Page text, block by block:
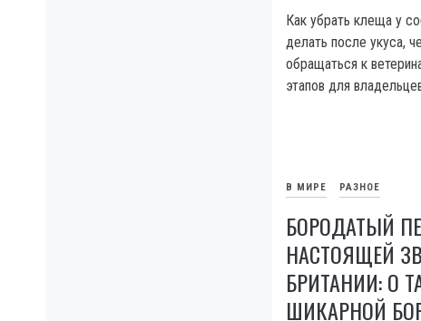
Как убрать клеща у
делать после укуса,
обращаться к
этапов для
В МИРЕ РАЗНОЕ
БОРОДАТЫЙ
НАСТОЯЩЕЙ
БРИТАНИИ: О
ШИКАРНОЙ